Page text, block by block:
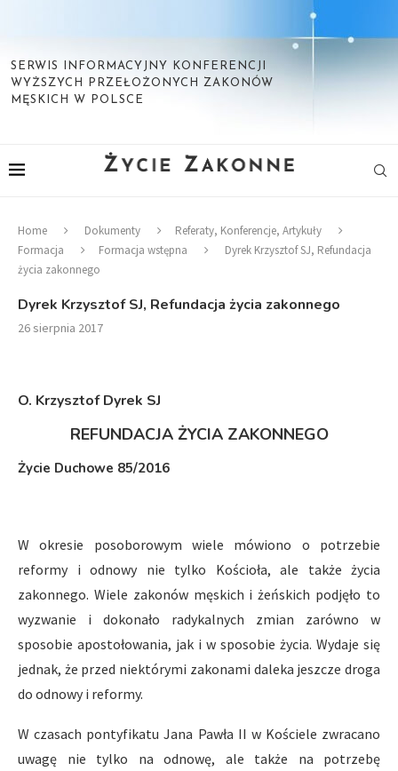
SERWIS INFORMACYJNY KONFERENCJI
WYŻSZYCH PRZEŁOŻONYCH ZAKONÓW
MĘSKICH W POLSCE
Home Dokumenty
Referaty, Konferencje, Artykuły
Formacja
Formacja wstępna
Dyrek Krzysztof SJ, Refundacja
życia zakonnego
Dyrek Krzysztof SJ, Refundacja życia zakonnego
26 sierpnia 2017
O. Krzysztof Dyrek SJ
REFUNDACJA ŻYCIA ZAKONNEGO
Życie Duchowe 85/2016
W okresie posoborowym wiele mówiono o potrzebie
reformy i odnowy nie tylko Kościoła, ale także życia
zakonnego. Wiele zakonów męskich i żeńskich podjęło to
wyzwanie i dokonało radykalnych zmian zarówno w
sposobie apostołowania, jak i w sposobie życia. Wydaje się
jednak, że przed niektórymi zakonami daleka jeszcze droga
do odnowy i reformy.
W czasach pontyfikatu Jana Pawła II w Kościele zwracano
uwagę nie tylko na odnowę, ale także na potrzebę